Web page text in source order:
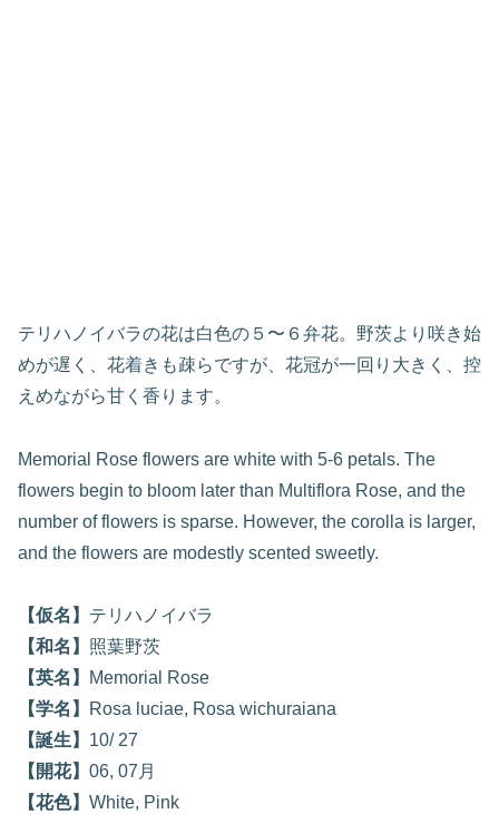
テリハノイバラの花は白色の５〜６弁花。野茨より咲き始
めが遅く、花着きも疎らですが、花冠が一回り大きく、控
えめながら甘く香ります。
Memorial Rose flowers are white with 5-6 petals. The
flowers begin to bloom later than Multiflora Rose, and the
number of flowers is sparse. However, the corolla is larger,
and the flowers are modestly scented sweetly.
【仮名】 テリハノイバラ
【和名】 照葉野茨
【英名】
Memorial Rose
【学名】
Rosa luciae, Rosa wichuraiana
【誕生】 10/ 27
【開花】 06, 07月
【花色】 White, Pink